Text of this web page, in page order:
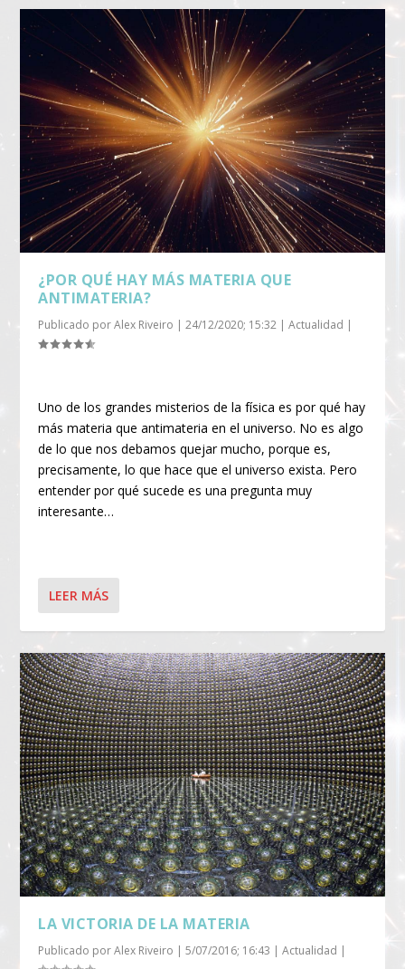
¿POR QUÉ HAY MÁS MATERIA QUE
ANTIMATERIA?
Publicado porAlex Riveiro |24/12/2020; 15:32 |Actualidad |
Uno de los grandes misterios de la física es por qué hay
más materia que antimateria en el universo. No es algo
de lo que nos debamos quejar mucho, porque es,
precisamente, lo que hace que el universo exista. Pero
entender por qué sucede es una pregunta muy
interesante…
LEER MÁS
LA VICTORIA DE LA MATERIA
Publicado porAlex Riveiro |5/07/2016; 16:43 |Actualidad |